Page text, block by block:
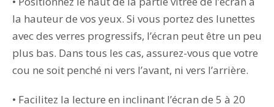
la hauteur de vos yeux. Si vous portez des lunettes
avec des verres progressifs, l’écran peut être un peu
plus bas. Dans tous les cas, assurez-vous que votre
cou ne soit penché ni vers l’avant, ni vers l’arrière.
• Facilitez la lecture en inclinant l’écran de 5 à 20